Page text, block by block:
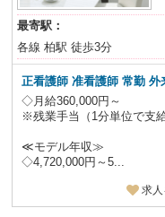
最寄駅：
各線 柏駅 徒歩3分
正看護師 准看護師 常勤 外
◇月給360,000円～
※残業手当（1分単位で支給
≪モデル年収≫
◇4,720,000円～5...
求